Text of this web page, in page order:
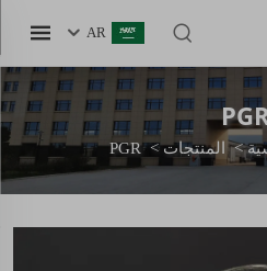
AR
> المنتجات>
PGR